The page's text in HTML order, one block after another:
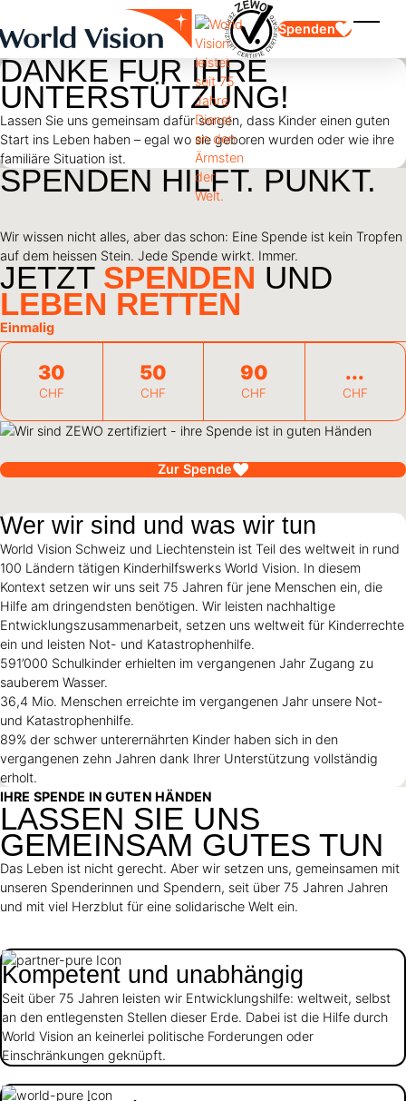
Spenden
Gönnerschaft
Freie Spende
Geschenkspende
Patenschaft für Kinder in Not
Thematische Spende
Testament und Legat
Philanthropie
Unternehmenskooperationen
Erdbeben Venezuela
Hilfe für Ukraine
Hilfe für Sudan
Hilfe für Afghanistan
Alle Nothilfe-Projekte
Schwerpunkte
Partner
Einsatzgebiete
Wirkung und Erfolge
Mittelverwendung
Jahresbericht und Finanzen
Lateinamerika
DANKE FÜR IHRE
UNTERSTÜTZUNG!
Lassen Sie uns gemeinsam dafür sorgen, dass Kinder einen guten
Start ins Leben haben – egal wo sie geboren wurden oder wie ihre
familiäre Situation ist.
SPENDEN HILFT. PUNKT.
Wir wissen nicht alles, aber das schon: Eine Spende ist kein Tropfen
auf dem heissen Stein. Jede Spende wirkt. Immer.
JETZT SPENDEN UND
LEBEN RETTEN
Einmalig
30
CHF
50
CHF
90
CHF CHF
Zur Spende
Wer wir sind und was wir tun
World Vision Schweiz und Liechtenstein ist Teil des weltweit in rund
100 Ländern tätigen Kinderhilfswerks World Vision. In diesem
Kontext setzen wir uns seit 75 Jahren für jene Menschen ein, die
Hilfe am dringendsten benötigen. Wir leisten nachhaltige
Entwicklungszusammenarbeit, setzen uns weltweit für Kinderrechte
ein und leisten Not- und Katastrophenhilfe.
591’000 Schulkinder erhielten im vergangenen Jahr Zugang zu
sauberem Wasser.
36,4 Mio. Menschen erreichte im vergangenen Jahr unsere Not-
und Katastrophenhilfe.
89% der schwer unterernährten Kinder haben sich in den
vergangenen zehn Jahren dank Ihrer Unterstützung vollständig
erholt.
IHRE SPENDE IN GUTEN HÄNDEN
LASSEN SIE UNS
GEMEINSAM GUTES TUN
Das Leben ist nicht gerecht. Aber wir setzen uns, gemeinsamen mit
unseren Spenderinnen und Spendern, seit über 75 Jahren Jahren
und mit viel Herzblut für eine solidarische Welt ein.
Kompetent und unabhängig
Seit über 75 Jahren leisten wir Entwicklungshilfe: weltweit, selbst
an den entlegensten Stellen dieser Erde. Dabei ist die Hilfe durch
World Vision an keinerlei politische Forderungen oder
Einschränkungen geknüpft.